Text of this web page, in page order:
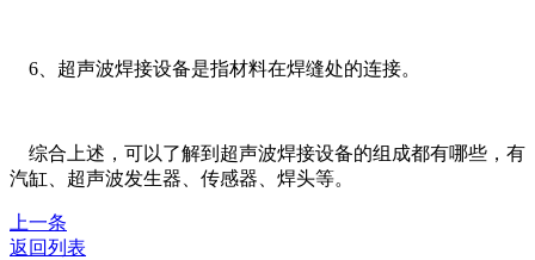
6、超声波焊接设备是指材料在焊缝处的连接。
综合上述，可以了解到超声波焊接设备的组成都有哪些，有
汽缸、超声波发生器、传感器、焊头等。
上一条
返回列表